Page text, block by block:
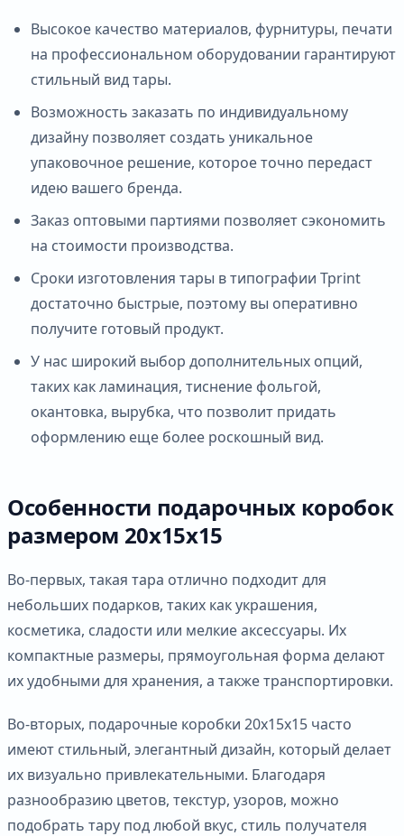
Высокое качество материалов, фурнитуры, печати
на профессиональном оборудовании гарантируют
стильный вид тары.
Возможность заказать по индивидуальному
дизайну позволяет создать уникальное
упаковочное решение, которое точно передаст
идею вашего бренда.
Заказ оптовыми партиями позволяет сэкономить
на стоимости производства.
Сроки изготовления тары в типографии Tprint
достаточно быстрые, поэтому вы оперативно
получите готовый продукт.
У нас широкий выбор дополнительных опций,
таких как ламинация, тиснение фольгой,
окантовка, вырубка, что позволит придать
оформлению еще более роскошный вид.
Особенности подарочных коробок
размером 20х15х15
Во-первых, такая тара отлично подходит для
небольших подарков, таких как украшения,
косметика, сладости или мелкие аксессуары. Их
компактные размеры, прямоугольная форма делают
их удобными для хранения, а также транспортировки.
Во-вторых, подарочные коробки 20х15х15 часто
имеют стильный, элегантный дизайн, который делает
их визуально привлекательными. Благодаря
разнообразию цветов, текстур, узоров, можно
подобрать тару под любой вкус, стиль получателя